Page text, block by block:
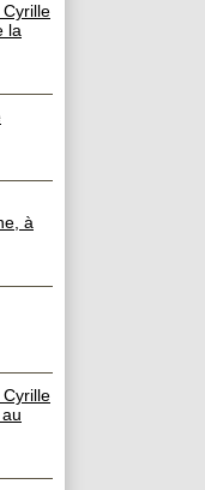
la
à